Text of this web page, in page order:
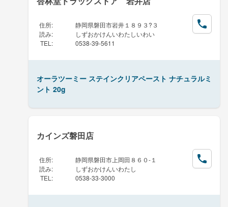
住所:
静岡県磐田市岩井１８９３?３
読み:
しずおかけんいわたしいわい
TEL : 0538-39-5611
オーラツーミー ステインクリアペースト ナチュラルミ
ント 20g
カインズ磐田店
住所:
静岡県磐田市上岡田８６０-１
読み:
しずおかけんいわたし
TEL : 0538-33-3000